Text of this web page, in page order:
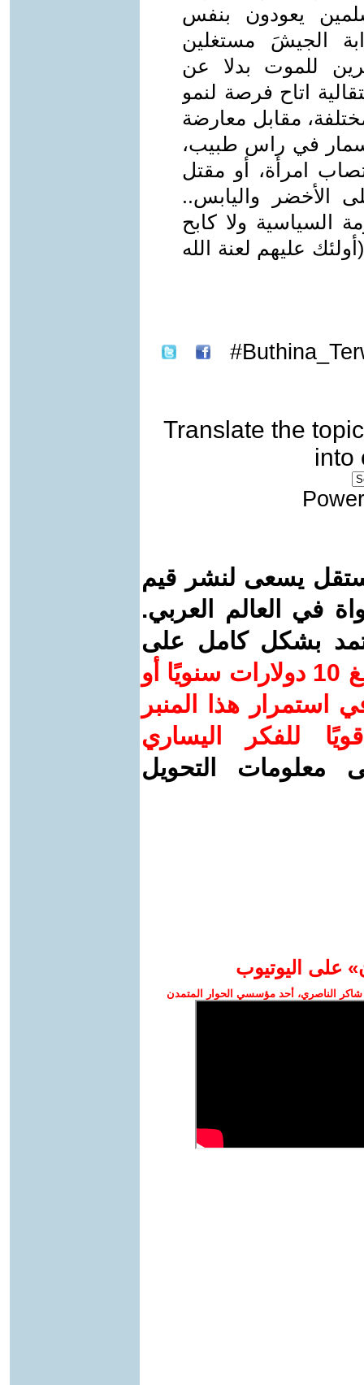
يعودون بنفس
الجيشَ مستغلين
للموت بدلا عن
اتاح فرصة لنمو
مقابل معارضة
في راس طبيب،
امرأة، أو مقتل
الأخضر واليابس..
السياسية ولا كابح
عليهم لعنة الله
Translate the topic
into
يسعى لنشر قيم
في العالم العربي.
بشكل كامل على
ساهم/ي معنا! بدعمكم بمبلغ 10 دولارات سنويًا أو
استمرار هذا المنبر
للفكر اليساري
معلومات التحويل
على اليوتيوب
الناصري، أحد مؤسسي الحوار المتمدن